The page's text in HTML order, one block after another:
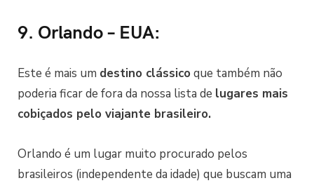
9. Orlando – EUA:
Este é mais um destino clássico que também não
poderia ficar de fora da nossa lista de lugares mais
cobiçados pelo viajante brasileiro.
Orlando é um lugar muito procurado pelos
brasileiros (independente da idade) que buscam uma